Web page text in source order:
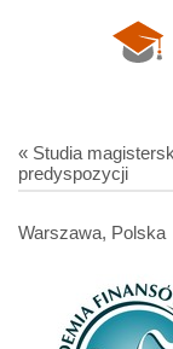
« Studia
predyspozycji
Warszawa, Polska